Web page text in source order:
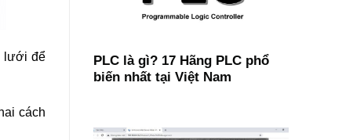
lưới để
cách
PLC là gì? 17 Hãng PLC phổ
biến nhất tại Việt Nam